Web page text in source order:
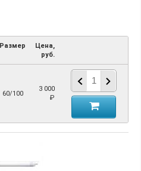
Размер
Цена,
руб.
60/100
3 000
₽